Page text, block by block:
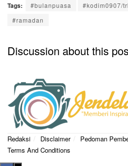
Tags: #bulanpuasa #kodim0907/
#ramadan
Discussion about this
Redaksi Disclaimer
Pedoman
Terms And Conditions